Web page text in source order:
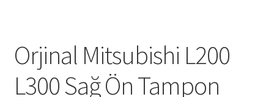
Orjinal Mitsubishi L200
L300 Sağ Ön Tampon